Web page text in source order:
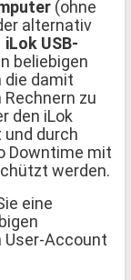
(ohne
alternativ
iLok USB-
beliebigen
die damit
zu
den iLok
durch
Downtime mit
werden.
eine
User-Account